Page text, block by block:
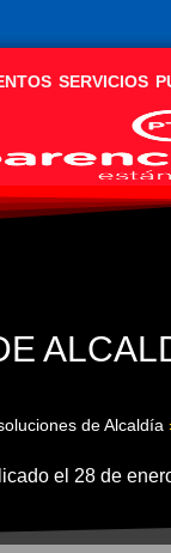
SERVICIOS
de Alcaldía
el 28 de